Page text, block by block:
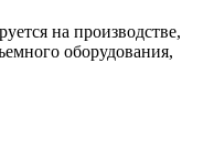
на производстве,
оборудования,